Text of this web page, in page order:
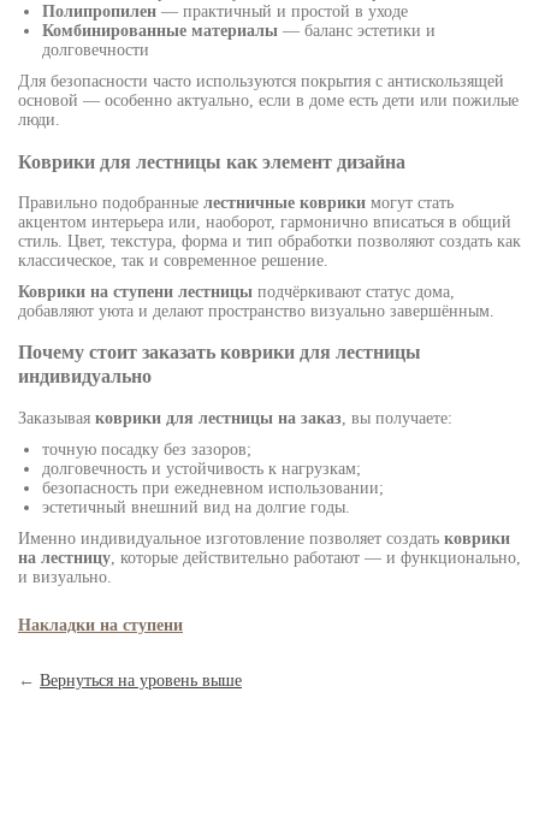
Полипропилен — практичный и простой в уходе
Комбинированные материалы — баланс эстетики и
долговечности
Для безопасности часто используются покрытия с антискользящей
основой — особенно актуально, если в доме есть дети или пожилые
люди.
Коврики для лестницы как элемент дизайна
Правильно подобранные лестничные коврики могут стать
акцентом интерьера или, наоборот, гармонично вписаться в общий
стиль. Цвет, текстура, форма и тип обработки позволяют создать как
классическое, так и современное решение.
Коврики на ступени лестницы подчёркивают статус дома,
добавляют уюта и делают пространство визуально завершённым.
Почему стоит заказать коврики для лестницы
индивидуально
Заказывая коврики для лестницы на заказ , вы получаете:
точную посадку без зазоров;
долговечность и устойчивость к нагрузкам;
безопасность при ежедневном использовании;
эстетичный внешний вид на долгие годы.
Именно индивидуальное изготовление позволяет создать коврики
на лестницу , которые действительно работают — и функционально,
и визуально.
Накладки на ступени
← Вернуться на уровень выше